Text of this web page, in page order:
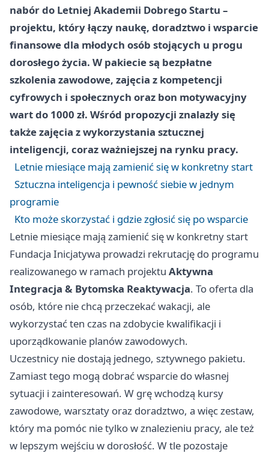
nabór do Letniej Akademii Dobrego Startu –
projektu, który łączy naukę, doradztwo i wsparcie
finansowe dla młodych osób stojących u progu
dorosłego życia. W pakiecie są bezpłatne
szkolenia zawodowe, zajęcia z kompetencji
cyfrowych i społecznych oraz bon motywacyjny
wart do 1000 zł. Wśród propozycji znalazły się
także zajęcia z wykorzystania sztucznej
inteligencji, coraz ważniejszej na rynku pracy.
Letnie miesiące mają zamienić się w konkretny start
Sztuczna inteligencja i pewność siebie w jednym
programie
Kto może skorzystać i gdzie zgłosić się po wsparcie
Letnie miesiące mają zamienić się w konkretny start
Fundacja Inicjatywa prowadzi rekrutację do programu
realizowanego w ramach projektu Aktywna
Integracja & Bytomska Reaktywacja. To oferta dla
osób, które nie chcą przeczekać wakacji, ale
wykorzystać ten czas na zdobycie kwalifikacji i
uporządkowanie planów zawodowych.
Uczestnicy nie dostają jednego, sztywnego pakietu.
Zamiast tego mogą dobrać wsparcie do własnej
sytuacji i zainteresowań. W grę wchodzą kursy
zawodowe, warsztaty oraz doradztwo, a więc zestaw,
który ma pomóc nie tylko w znalezieniu pracy, ale też
w lepszym wejściu w dorosłość. W tle pozostaje